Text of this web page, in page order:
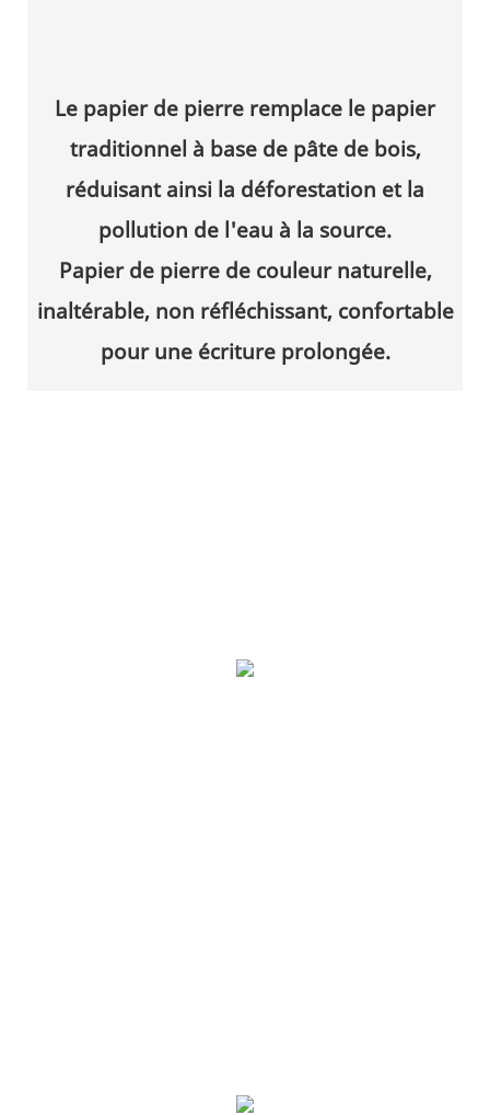
Le papier de pierre remplace le papier
traditionnel à base de pâte de bois,
réduisant ainsi la déforestation et la
pollution de l'eau à la source.
Papier de pierre de couleur naturelle,
inaltérable, non réfléchissant, confortable
pour une écriture prolongée.